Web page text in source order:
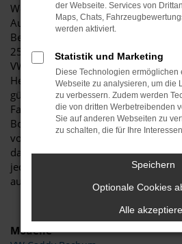
Wer einen VW für Fahrten in
Auge gefasst hat, erhält bei Budde
Beratung. Unser Unternehmen
25 Jahren mit Autos und legt den
VW. Wir sind von der Qualität der
Herstellers überzeugt und haben
günstige Gebrauchtwagen als auch
Fahrzeuge sowie Jahreswagen für
Bochum lebt, hat es nicht weit zu
von mehr als 11.000
das Herz eines Autointeressierten
jede Menge Werkstattfläche mit
auch angenehme Verkaufsräume
Modelle
der Webseite. Services von
Maps, Chats,
werden aktiviert.
Statistik und Marketing
Diese Technologien ermöglichen
Webseite zu analysieren, um die
zu verbessern. Zudem werden
die von dritten Werbetreibenden
Sie auf anderen Webseiten zu
zu schalten, die für Ihre
Speichern
Optionale Cookies
Alle